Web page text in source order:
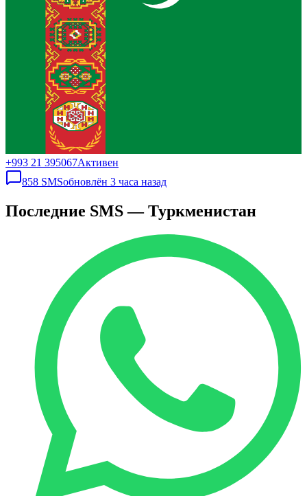
+993 21 395067Активен
858 SMSобновлён 3 часа назад
Последние SMS — Туркменистан